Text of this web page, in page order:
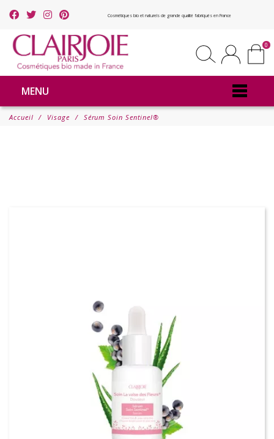
Cosmétiques bio et naturels de grande qualité fabriqués en France
0
MENU
Accueil Visage Sérum Soin Sentinel®